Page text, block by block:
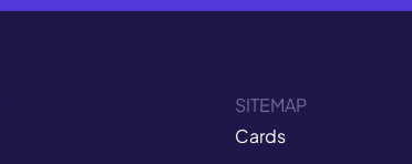
SITEMAP
Cards